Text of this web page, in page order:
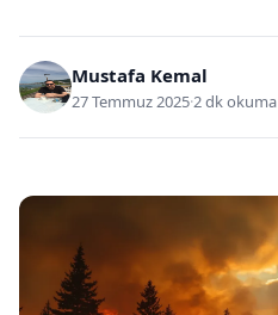
Mustafa Kemal
27 Temmuz 2025·2 dk okuma